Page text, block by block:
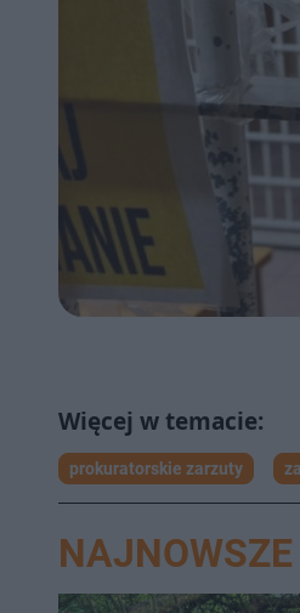
prokuratorskie zarzuty